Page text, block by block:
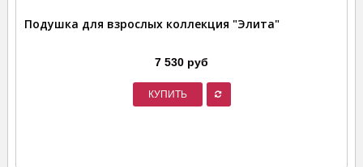
Подушка для взрослых коллекция "Элита"
7 530 руб
КУПИТЬ